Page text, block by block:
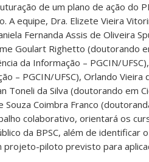
de um plano de ação do
A equipe, Dra. Elizete Vieira
Fernanda Assis de Oliveira
Goulart Righetto (doutorando
da Informação – PGCIN/
– PGCIN/UFSC), Orlando
Toneli da Silva (doutorando em
Souza Coimbra Franco
colaborativo, orientará os
da BPSC, além de
projeto-piloto previsto para